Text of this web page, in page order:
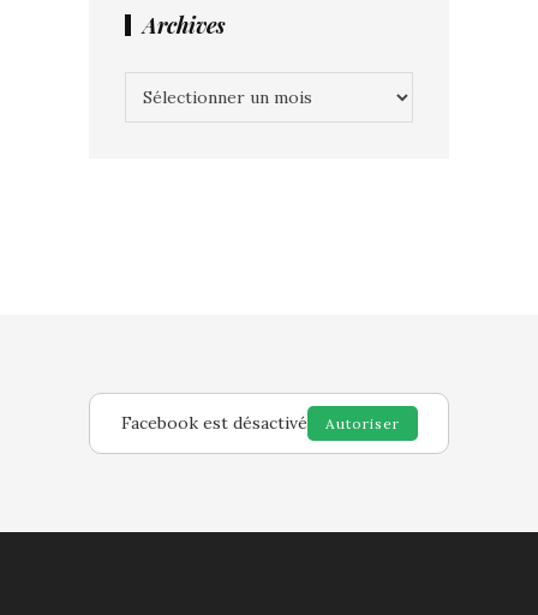
Archives
Facebook est désactivé Autoriser